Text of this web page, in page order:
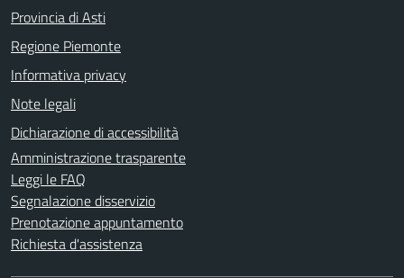
Provincia di Asti
Regione Piemonte
Informativa privacy
Note legali
Dichiarazione di accessibilità
Amministrazione trasparente
Leggi le FAQ
Segnalazione disservizio
Prenotazione appuntamento
Richiesta d'assistenza